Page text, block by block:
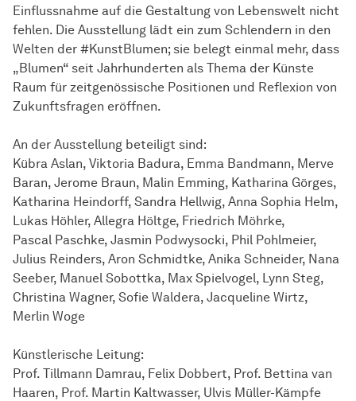
Einflussnahme auf die Gestaltung von Lebenswelt nicht
fehlen. Die Ausstellung lädt ein zum Schlendern in den
Welten der #KunstBlumen; sie belegt einmal mehr, dass
„Blumen“ seit Jahrhunderten als Thema der Künste
Raum für zeitgenössische Positionen und Reflexion von
Zukunftsfragen eröffnen.
An der Ausstellung beteiligt sind:
Kübra Aslan, Viktoria Badura, Emma Bandmann, Merve
Baran, Jerome Braun, Malin Emming, Katharina Görges,
Katharina Heindorff, Sandra Hellwig, Anna Sophia Helm,
Lukas Höhler, Allegra Höltge, Friedrich Möhrke,
Pascal Paschke, Jasmin Podwysocki, Phil Pohlmeier,
Julius Reinders, Aron Schmidtke, Anika Schneider, Nana
Seeber, Manuel Sobottka, Max Spielvogel, Lynn Steg,
Christina Wagner, Sofie Waldera, Jacqueline Wirtz,
Merlin Woge
Künstlerische Leitung:
Prof. Tillmann Damrau, Felix Dobbert, Prof. Bettina van
Haaren, Prof. Martin Kaltwasser, Ulvis Müller-Kämpfe